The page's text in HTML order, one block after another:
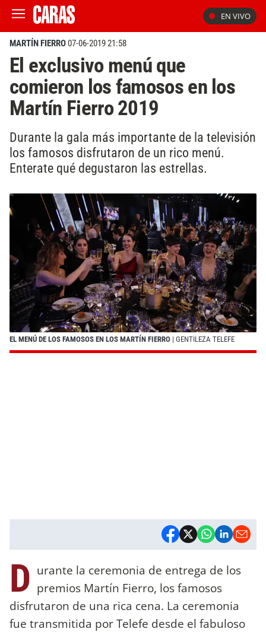
EN VIVO
MARTÍN FIERRO07-06-2019 21:58
El exclusivo menú que
comieron los famosos en los
Martín Fierro 2019
Durante la gala más importante de la televisión
los famosos disfrutaron de un rico menú.
Enterate qué degustaron las estrellas.
EL MENÚ DE LOS FAMOSOS EN LOS MARTÍN FIERRO | GENTILEZA TELEFE
D urante la ceremonia de entrega de los
premios Martín Fierro, los famosos
disfrutaron de una rica cena. La ceremonia
fue transmitida por Telefe desde el fabuloso